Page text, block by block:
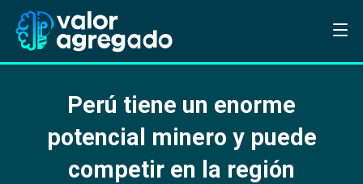
Perú tiene un enorme
potencial minero y puede
competir en la región